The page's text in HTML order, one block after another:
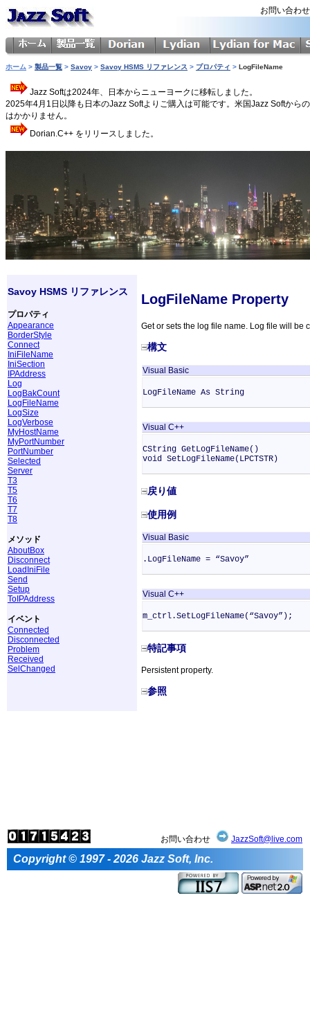
お問い合わ
ホーム > 製品一覧 > Savoy > Savoy HSMS リファレンス > プロパティ > LogFileName
Jazz Softは2024年、日本からニューヨークに移転しました。
2025年4月1日以降も日本のJazz Softよりご購入は可能です。米国Jazz Softから
はかかりません。
Dorian.C++ をリリースしました。
Savoy HSMS リファレンス
プロパティ
Appearance
BorderStyle
Connect
IniFileName
IniSection
IPAddress
Log
LogBakCount
LogFileName
LogSize
LogVerbose
MyHostName
MyPortNumber
PortNumber
Selected
Server
T3
T5
T6
T7
T8
メソッド
AboutBox
Disconnect
LoadIniFile
Send
Setup
ToIPAddress
イベント
Connected
Disconnected
Problem
Received
SelChanged
LogFileName Property
Get or sets the log file name. Log file will be
構文
Visual Basic
LogFileName As String
Visual C++
CString GetLogFileName()
void SetLogFileName(LPCTSTR)
戻り値
使用例
Visual Basic
.LogFileName = “Savoy”
Visual C++
m_ctrl.SetLogFileName(“Savoy”);
特記事項
Persistent property.
参照
お問い合わせ JazzSoft@live.com
Copyright © 1997 - 2026 Jazz Soft, Inc.